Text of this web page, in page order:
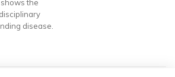
the
disease.